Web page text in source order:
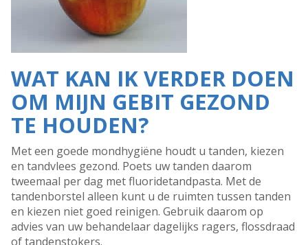
WAT KAN IK VERDER DOEN
OM MIJN GEBIT GEZOND
TE HOUDEN?
Met een goede mondhygiëne houdt u tanden, kiezen
en tandvlees gezond. Poets uw tanden daarom
tweemaal per dag met fluoridetandpasta. Met de
tandenborstel alleen kunt u de ruimten tussen tanden
en kiezen niet goed reinigen. Gebruik daarom op
advies van uw behandelaar dagelijks ragers, flossdraad
of tandenstokers.